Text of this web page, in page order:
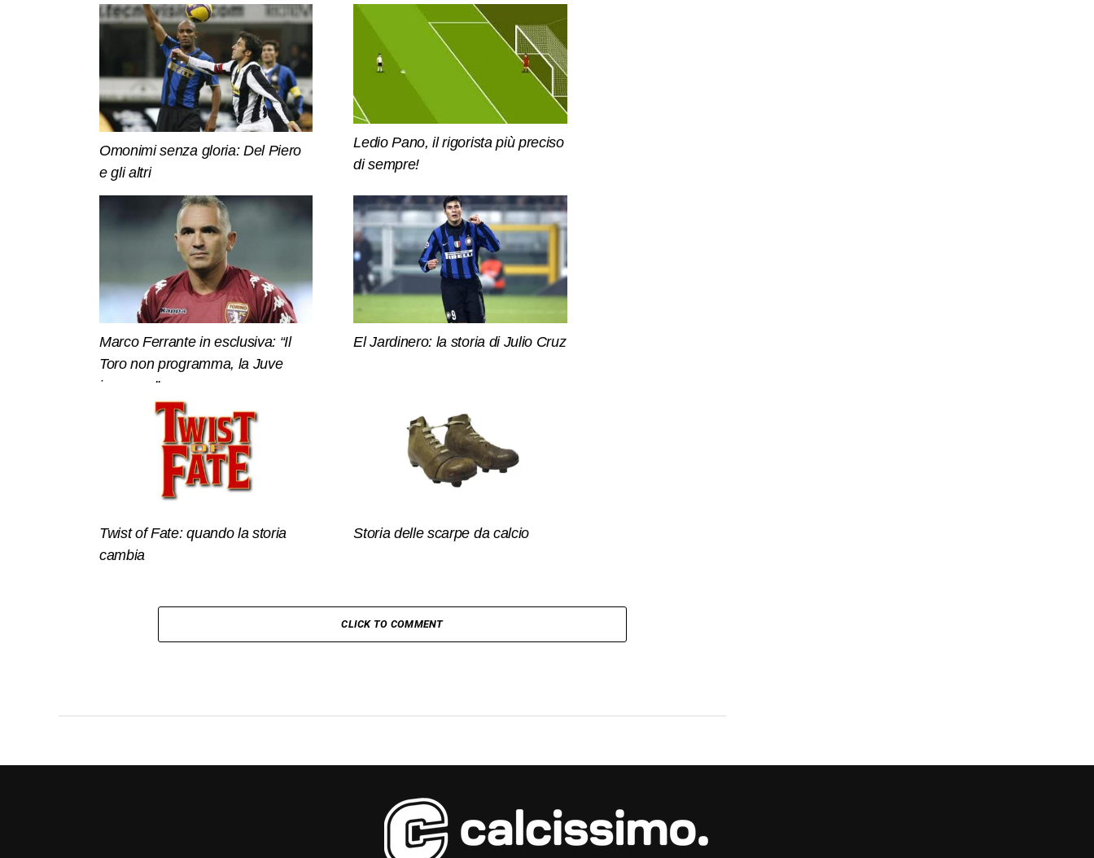
Omonimi senza gloria: Del Piero
e gli altri
Ledio Pano, il rigorista più preciso
di sempre!
Marco Ferrante in esclusiva: “Il
Toro non programma, la Juve
invece…”
El Jardinero: la storia di Julio Cruz
Twist of Fate: quando la storia
cambia
Storia delle scarpe da calcio
CLICK TO COMMENT